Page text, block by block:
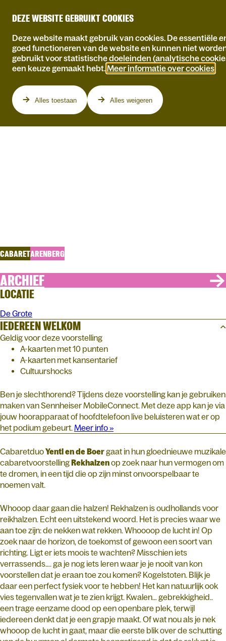
DEZE WEBSITE GEBRUIKT COOKIES
Deze website maakt gebruik van cookies. De essentiële
goed functioneren van de website en kunnen niet
gebruikt voor statistische doeleinden (analytische
een keuze gemaakt hebt. Meer informatie over cookies
Alles toestaan Alles weigeren
CABARETARENBERG
ARCHIEF
LOCATIE
De Grote
IEDEREEN WELKOM
Geldig voor deze voorstelling
A-kaarten met 10 punten
A-kaarten met kansentarief
Cultuurshocks
Ben je slechthorend? Tijdens deze voorstelling kan je gebruiken
maken van Sennheiser MobileConnect. Met deze app kan je via
jouw hoorapparaat of hoofdtelefoon live beluisteren wat er op
het podium gebeurt. Meer info »
CabaretduoYentl en de Boergaat in hun gloednieuwe muzikale
cabaretvoorstellingRekhalzenop zoek naar hun vermogen om
te dromen, in een tijd die op zijn minst onvoorspelbaar te
noemen valt.
Whooop daar gaan die halzen! Rekhalzen is oudhollands voor
reikhalzen. Echt een uitstekend woord. Het is precies waar we
aan toe zijn: de nekken wat rekken. Whoooop de lucht in! Op
zoek naar de horizon, de toekomst of gewoon een soort van
richting. Ligt er iets moois te wachten? Misschien iets
verrassends…. ga je nog iets leren waar je je nooit van kon
voorstellen dat je eraan toe zou komen? Kogelstoten. Blijk je
daar een perfect fysiek voor te hebben! Het kan natuurlijk ook
vies tegenvallen wat je te zien krijgt. Kwalen… gebrekkigheid..
een trage eenzame dood op een openbare plek, terwijl
iedereen denkt dat je een grapje maakt. Of wat nou als je nek
whooop de lucht in gaat, maar die eerste blik over de schutting